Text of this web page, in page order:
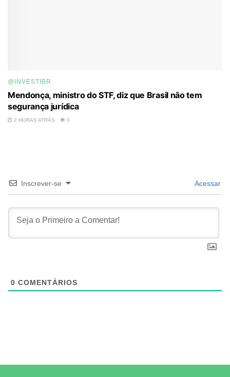
@INVESTIBR
Mendonça, ministro do STF, diz que Brasil não tem
segurança jurídica
2 HORAS ATRÁS 0
Inscrever-se Acessar
0 COMENTÁRIOS